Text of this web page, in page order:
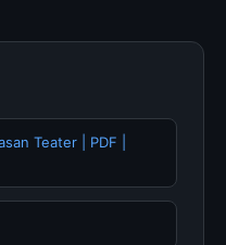
Teater | PDF |